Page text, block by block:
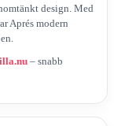
design. Med
Aprés modern
– snabb